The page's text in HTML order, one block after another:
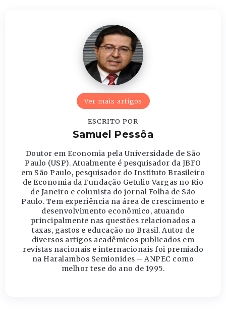
Ver mais artigos
ESCRITO POR
Samuel Pessôa
Doutor em Economia pela Universidade de São
Paulo (USP). Atualmente é pesquisador da JBFO
em São Paulo, pesquisador do Instituto Brasileiro
de Economia da Fundação Getulio Vargas no Rio
de Janeiro e colunista do jornal Folha de São
Paulo. Tem experiência na área de crescimento e
desenvolvimento econômico, atuando
principalmente nas questões relacionados a
taxas, gastos e educação no Brasil. Autor de
diversos artigos acadêmicos publicados em
revistas nacionais e internacionais foi premiado
na Haralambos Semionides – ANPEC como
melhor tese do ano de 1995.